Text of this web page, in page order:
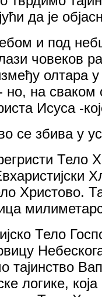
да је
и под
човеков
олтара
но, на сваком
Исуса -
се збива у
Тело
Христово.
Тело
тајинство
логике,